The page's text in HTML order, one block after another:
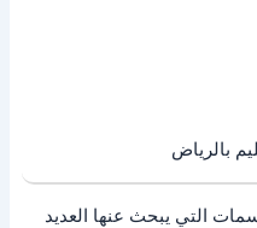
بالرياض
التي يبحث عنها العديد